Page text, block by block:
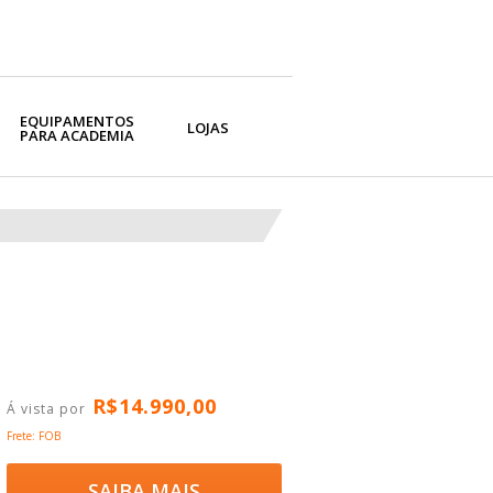
EQUIPAMENTOS
PARA ACADEMIA LOJAS
R$14.990,00
Frete: FOB